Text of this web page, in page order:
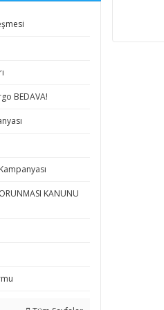
BEDAVA!
KANUNU